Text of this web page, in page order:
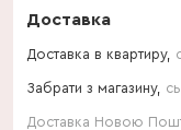
Доставка
Доставка в квартиру,
Забрати з магазину,
Доставка Новою